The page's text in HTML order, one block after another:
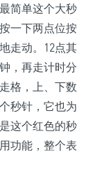
简单这个大秒
一下两点位按
走动。12点其
，再走计时分
格，上、下数
秒针，它也为
这个红色的秒
功能，整个表